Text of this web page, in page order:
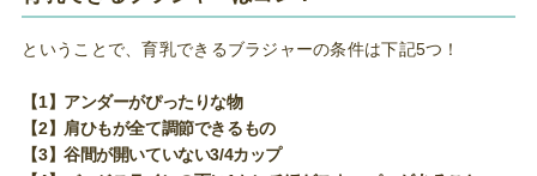
ということで、育乳できるブラジャーの条件は下記5つ！
【1】アンダーがぴったりな物
【2】肩ひもが全て調節できるもの
【3】谷間が開いていない3/4カップ